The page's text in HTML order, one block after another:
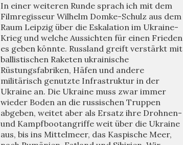
In einer weiteren Runde sprach ich mit dem
Filmregisseur Wilhelm Domke-Schulz aus dem
Raum Leipzig über die Eskalation im Ukraine-
Krieg und welche Aussichten für einen Frieden
es geben könnte. Russland greift verstärkt mit
ballistischen Raketen ukrainische
Rüstungsfabriken, Häfen und andere
militärisch genutzte Infrastruktur in der
Ukraine an. Die Ukraine muss zwar immer
wieder Boden an die russischen Truppen
abgeben, weitet aber als Ersatz ihre Drohnen-
und Kampfbootangriffe weit über die Ukraine
aus, bis ins Mittelmeer, das Kaspische Meer,